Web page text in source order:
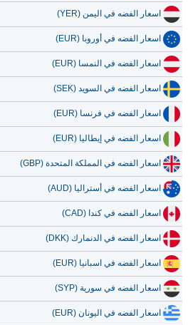
اسعار الفضه في اليمن (YER)
اسعار الفضه في أوروبا (EUR)
اسعار الفضه في النمسا (EUR)
اسعار الفضه في السويد (SEK)
اسعار الفضه في فرنسا (EUR)
اسعار الفضه في إيطاليا (EUR)
اسعار الفضه في المملكة المتحدة (GBP)
اسعار الفضه في أستراليا (AUD)
اسعار الفضه في كندا (CAD)
اسعار الفضه في الدنمارك (DKK)
اسعار الفضه في اسبانيا (EUR)
اسعار الفضه في سورية (SYP)
اسعار الفضه في اليونان (EUR)